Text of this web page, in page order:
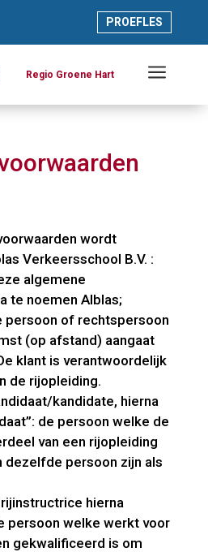
PROEFLES
PROEFLES
Regio Groene Hart a
Regio Groene Hart a
wordt
Verkeersschool B.V. :
algemene
te noemen Alblas;
persoon of rechtspersoon
(op afstand) aangaat
klant is verantwoordelijk
de rijopleiding.
kandidate, hierna
de persoon welke de
van een rijopleiding
dezelfde persoon zijn als
hierna
persoon welke werkt voor
gekwalificeerd is om